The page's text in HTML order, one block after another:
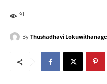
91
By Thushadhavi Lokuwithanage